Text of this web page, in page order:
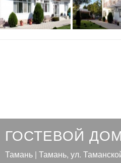
ГОСТЕВОЙ
Тамань | Тамань, ул.